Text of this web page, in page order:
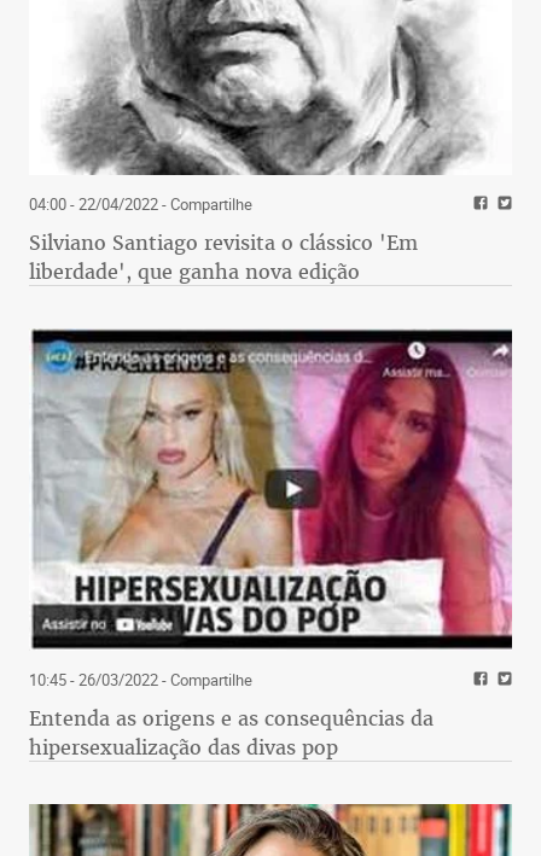
04:00 - 22/04/2022- Compartilhe
Silviano Santiago revisita o clássico 'Em
liberdade', que ganha nova edição
10:45 - 26/03/2022- Compartilhe
Entenda as origens e as consequências da
hipersexualização das divas pop